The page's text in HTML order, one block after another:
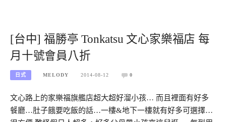
[台中] 福勝亭 Tonkatsu 文心家樂福店 每
月十號會員八折
日式 MELODY 2014-08-12 0
文心路上的家樂福旗艦店超大超好溜小孩… 而且裡面有好多
餐廳…肚子餓要吃飯的話…一樓&地下一樓就有好多可選擇…